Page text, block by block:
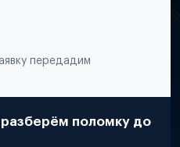
передадим
поломку до